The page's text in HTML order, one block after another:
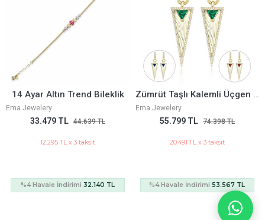
Altın Trend Bileklik
33.479 TL 44.639 TL
12.295 TL x 3 taksit
Havale İndirimi 32.140 TL
Zümrüt Taşlı Kalemli Üçgen Küpe
Ema Jewelery
55.799 TL 74.398 TL
20.491 TL x 3 taksit
%4 Havale İndirimi 53.567 TL